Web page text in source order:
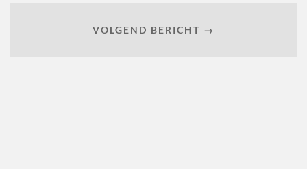
VOLGEND BERICHT →